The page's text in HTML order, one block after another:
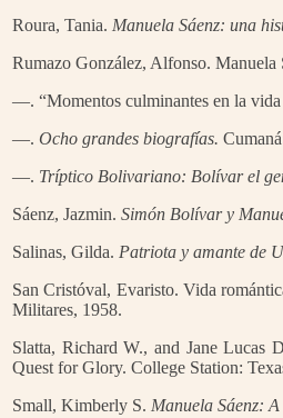
Roura, Tania. Manuela Sáenz: una
Rumazo González, Alfonso. Manuela
—. “Momentos culminantes en la
—. Ocho grandes biografías.
—. Tríptico Bolivariano: Bolívar el
Sáenz, Jazmin. Simón Bolívar y
Salinas, Gilda. Patriota y amante de
San Cristóval, Evaristo. Vida
Militares, 1958.
Slatta, Richard W., and Jane Lucas
Quest for Glory. College Station:
Small, Kimberly S. Manuela Sáenz: